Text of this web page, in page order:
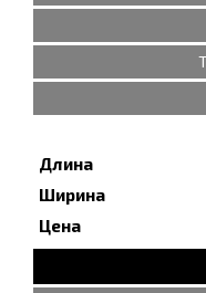
Длина
Ширина
Цена